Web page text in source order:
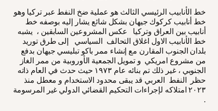
خط الأنابيب الرئيسي الثالث هو عملية ضخ النفط عبر تركيا وهو
خط أنابيب كركوك جيهان بشكل شائع يشار إليه بوصفه خط
أنابيب بين العراق وتركيا عكس المشروعين السابقين ، يشبه
خط الأنابيب الاول اغلاق التحالف السياسي إلى طرق توريد
بلدان الجنوب المقارن مع إنشاء ممر باكو تبليسي جيهان بدفع
من مشروع امريكي و تمويل الجمعية الأوروبية من ممر الغاز
الجنوبي ، غير ذلك تم بنائه عام ١٩٧٣ حيث حدث في العام ذاته
حظر النفط العربي قد يبقى محدود الاستخدام و معطل منذ
٢٠٢٣ امتلاكه لإجراءات التحكيم القضائي الدولي غير المرسومة
.